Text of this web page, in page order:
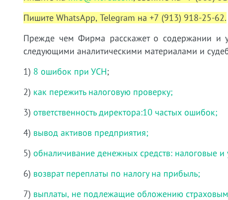
Пишите WhatsApp, Telegram на +7 (913) 918-25-62.
Прежде чем Фирма расскажет о содержании и
следующими аналитическими материалами и
1) 8 ошибок при УСН;
2) как пережить налоговую проверку;
3) ответственность директора:10 частых ошибок;
4) вывод активов предприятия;
5) обналичивание денежных средств: налоговые
6) возврат переплаты по налогу на прибыль;
7) выплаты, не подлежащие обложению